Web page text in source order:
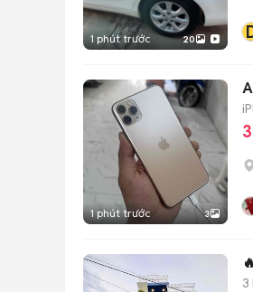
1 phút trước 20
1 phút trước 3
3